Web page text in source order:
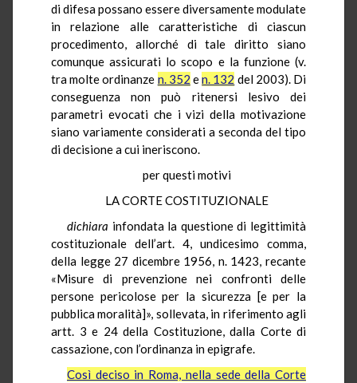
di difesa possano essere diversamente modulate
in relazione alle caratteristiche di ciascun
procedimento, allorché di tale diritto siano
comunque assicurati lo scopo e la funzione (v.
tra molte ordinanze n. 352 en. 132 del 2003). Di
conseguenza non può ritenersi lesivo dei
parametri evocati che i vizi della motivazione
siano variamente considerati a seconda del tipo
di decisione a cui ineriscono.
per questi motivi
LA CORTE COSTITUZIONALE
dichiara infondata la questione di legittimità
costituzionale dell’art. 4, undicesimo comma,
della legge 27 dicembre 1956, n. 1423, recante
«Misure di prevenzione nei confronti delle
persone pericolose per la sicurezza [e per la
pubblica moralità]», sollevata, in riferimento agli
artt. 3 e 24 della Costituzione, dalla Corte di
cassazione, con l’ordinanza in epigrafe.
Così deciso in Roma, nella sede della Corte